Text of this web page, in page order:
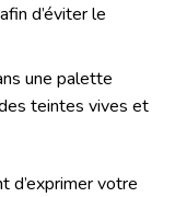
d’éviter le
une palette
teintes vives et
d’exprimer votre